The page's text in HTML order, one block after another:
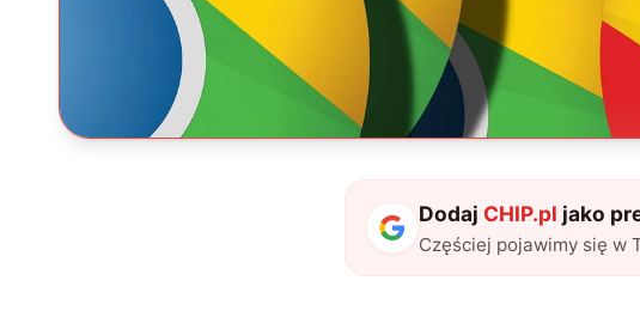
Dodaj CHIP.pl jako
Częściej pojawimy się w